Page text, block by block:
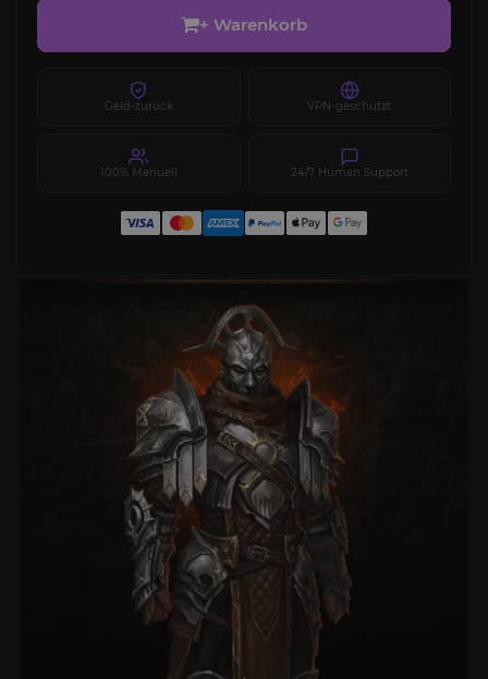
+ Warenkorb
Geld-zurück VPN-geschützt
100% Manuell 24/7 Human Support